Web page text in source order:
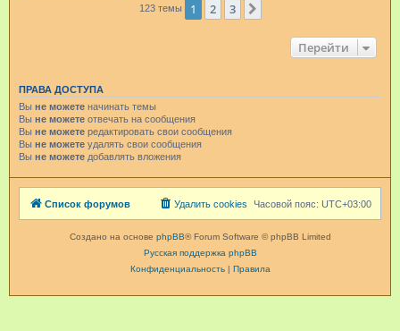
123 темы 1 2 3
Перейти
ПРАВА ДОСТУПА
Вы не можете начинать темы
Вы не можете отвечать на сообщения
Вы не можете редактировать свои сообщения
Вы не можете удалять свои сообщения
Вы не можете добавлять вложения
Список форумов Часовой пояс: UTC+03:00
Удалить cookies
Создано на основе phpBB® Forum Software © phpBB Limited
Русская поддержка phpBB
Конфиденциальность| Правила